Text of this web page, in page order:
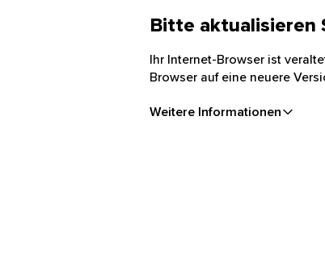
Bitte aktualisieren
Ihr Internet-Browser ist
Browser auf eine neuere
Weitere Informationen